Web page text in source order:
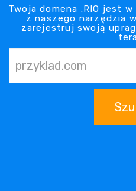
Twoja domena .RIO jest
z naszego narzędzia
zarejestruj swoją